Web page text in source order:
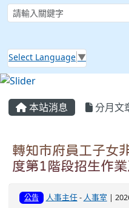
Select Language ▼
本站消息 分月文
轉知市府員工子女
度第1階段招生作
公告 人事主任- 人事室 |